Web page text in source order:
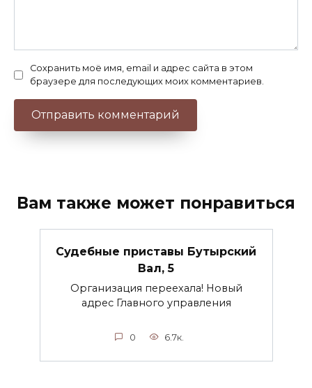
Сохранить моё имя, email и адрес сайта в этом
браузере для последующих моих комментариев.
Вам также может понравиться
Судебные приставы Бутырский
Вал, 5
Организация переехала! Новый
адрес Главного управления
0 6.7к.